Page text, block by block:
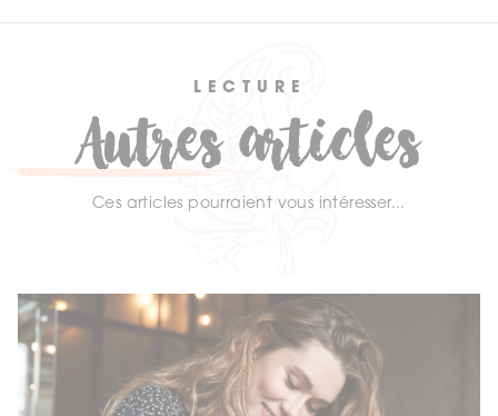
LECTURE
Autres articles
Ces articles pourraient vous intéresser...